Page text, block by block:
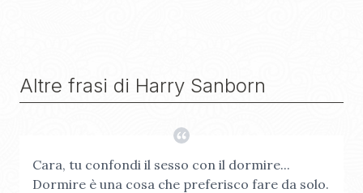
Altre frasi di Harry Sanborn
Cara, tu confondi il sesso con il dormire...
Dormire è una cosa che preferisco fare da solo.